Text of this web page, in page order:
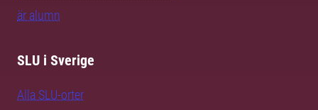
är alumn
SLU i Sverige
Alla SLU-orter